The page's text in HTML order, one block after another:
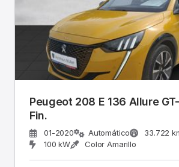
Peugeot 208 E 136 Allure
Fin.
01-2020 Automático 33.722
100 kW
Color Amarillo